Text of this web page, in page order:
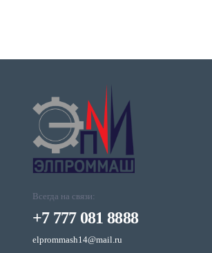
Всегда на связи:
+7 777 081 8888
elprommash14@mail.ru